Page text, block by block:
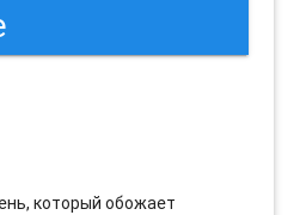
который обожает